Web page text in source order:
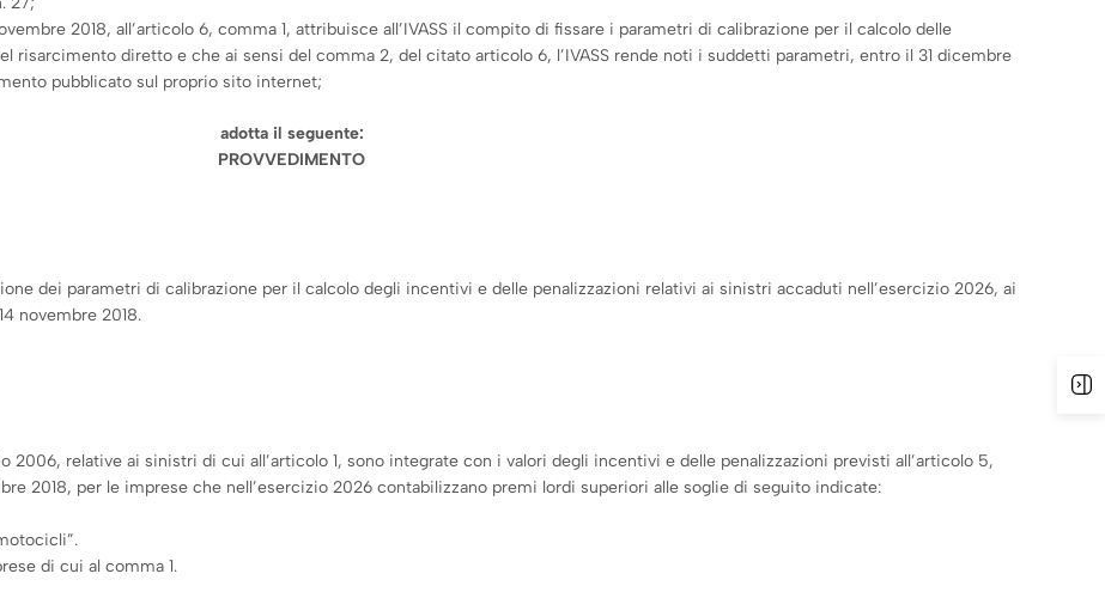
2018, all’articolo 6, comma 1, attribuisce all’IVASS il compito di fissare i parametri di calibrazione per il calcolo delle
risarcimento diretto e che ai sensi del comma 2, del citato articolo 6, l’IVASS rende noti i suddetti parametri, entro il 31 dicembre
pubblicato sul proprio sito internet;
adotta il seguente:
PROVVEDIMENTO
dei parametri di calibrazione per il calcolo degli incentivi e delle penalizzazioni relativi ai sinistri accaduti nell’esercizio 2026, ai
novembre 2018.
2006, relative ai sinistri di cui all’articolo 1, sono integrate con i valori degli incentivi e delle penalizzazioni previsti all’articolo 5,
2018, per le imprese che nell’esercizio 2026 contabilizzano premi lordi superiori alle soglie di seguito indicate:
di cui al comma 1.